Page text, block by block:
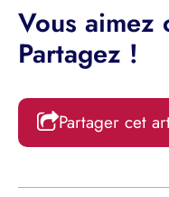
Vous aimez
Partagez !
Partager cet